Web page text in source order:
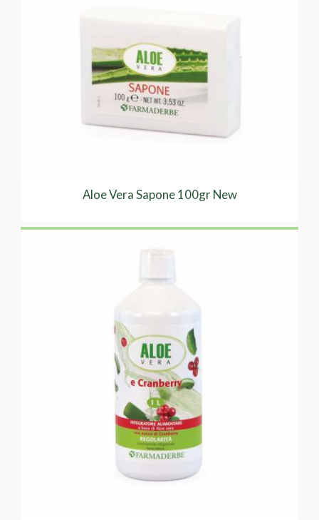
Aloe Vera Sapone 100gr New